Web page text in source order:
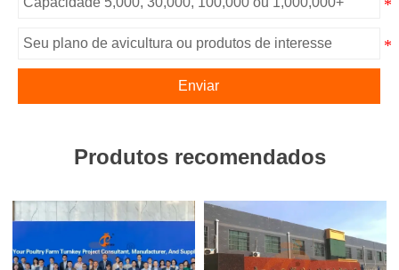
Enviar
Produtos recomendados